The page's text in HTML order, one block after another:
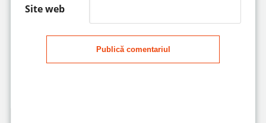
Site web
Publică comentariul